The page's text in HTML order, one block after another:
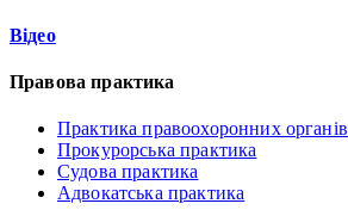
Відео
Правова практика
Практика правоохоронних органів
Прокурорська практика
Судова практика
Адвокатська практика